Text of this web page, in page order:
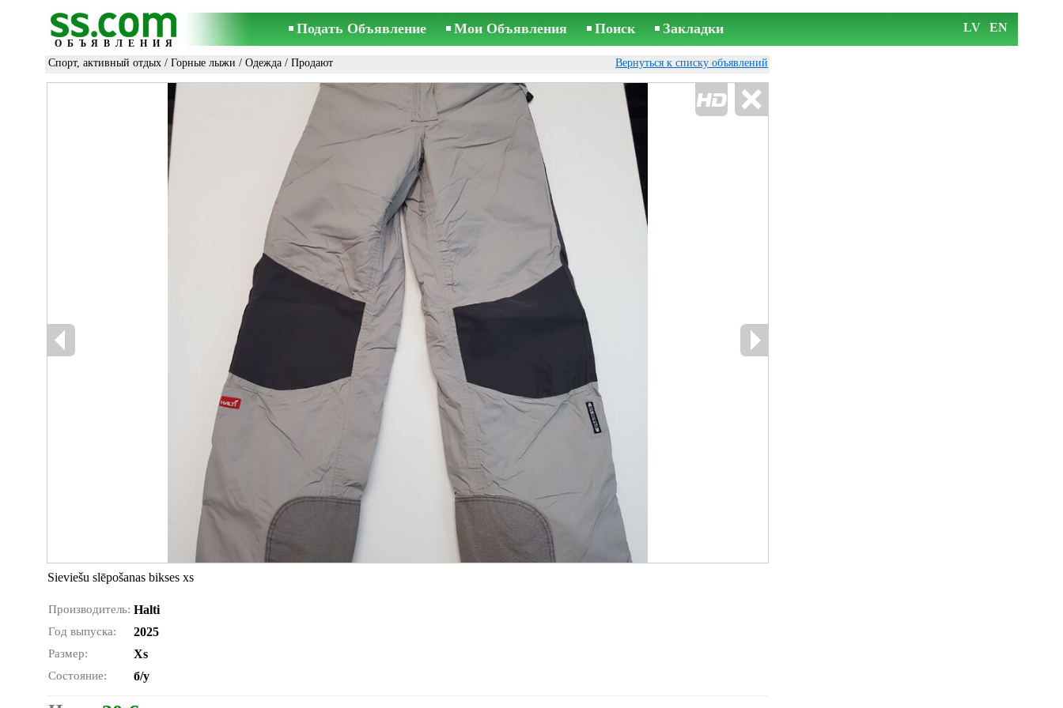
ОБЪЯВЛЕНИЯ
Подать Объявление Мои Объявления Поиск Закладки LV EN
Спорт, активный отдых / Горные лыжи / Одежда / Продают Вернуться к списку объявлений
Sieviešu slēpošanas bikses xs
Производитель: Halti
Год выпуска: 2025
Размер: Xs
Состояние: б/у